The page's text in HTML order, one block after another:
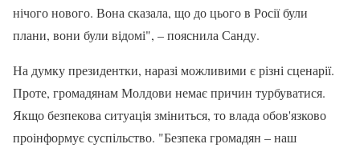
нічого нового. Вона сказала, що до цього в Росії були
плани, вони були відомі", – пояснила Санду.
На думку президентки, наразі можливими є різні сценарії.
Проте, громадянам Молдови немає причин турбуватися.
Якщо безпекова ситуація зміниться, то влада обов'язково
проінформує суспільство. "Безпека громадян – наш